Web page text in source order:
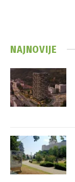
NAJNOVIJE